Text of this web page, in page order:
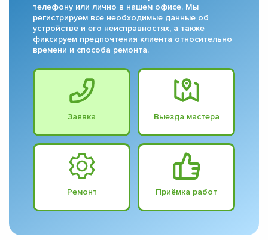
телефону или лично в нашем офисе. Мы
регистрируем все необходимые данные об
устройстве и его неисправностях, а также
фиксируем предпочтения клиента относительно
времени и способа ремонта.
Заявка Выезда мастера
Ремонт Приёмка работ